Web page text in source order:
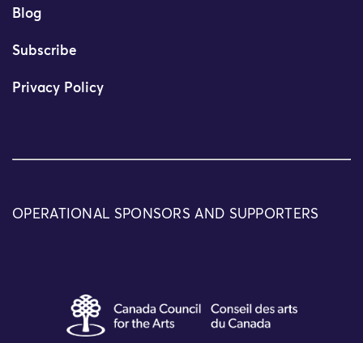
Blog
Subscribe
Privacy Policy
OPERATIONAL SPONSORS AND SUPPORTERS